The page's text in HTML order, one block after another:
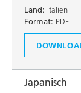
Land: Italien
Format: PDF
Japanisch